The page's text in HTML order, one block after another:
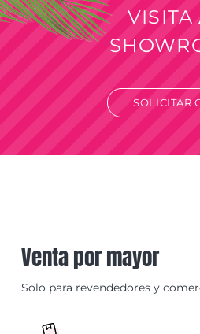
VISITA
SOLICITAR
Venta por mayor
Solo para revendedores y